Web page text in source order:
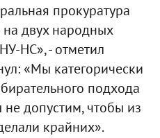
прокуратура
двух народных
НС», - отметил
«Мы категорически
подхода
допустим, чтобы из
крайних».